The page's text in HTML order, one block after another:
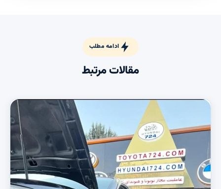
ادامه مطلب
مقالات مرتبط